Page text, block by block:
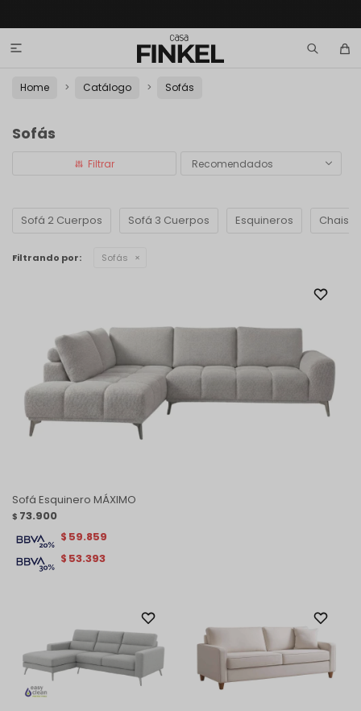

Home Catálogo Sofás
Sofás
Recomendados
Sofá 2 Cuerpos Sofá 3 Cuerpos Esquineros Chaise
Filtrando por: Sofás
Sofá Esquinero MÁXIMO
$ 73.900
$ 53.393
$ 59.859